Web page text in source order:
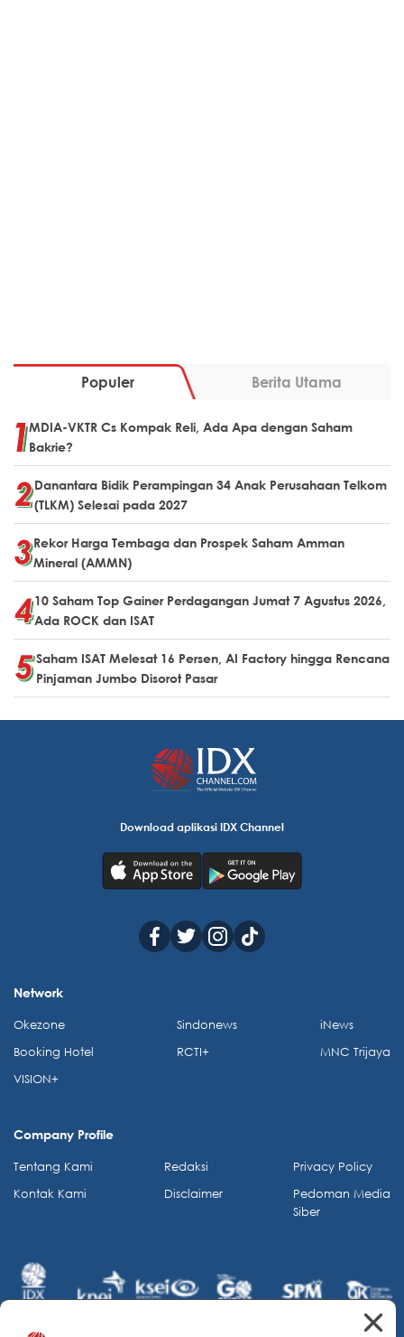
Populer Berita Utama
MDIA-VKTR Cs Kompak Reli, Ada Apa dengan Saham
Bakrie?
Danantara Bidik Perampingan 34 Anak Perusahaan Telkom
(TLKM) Selesai pada 2027
Rekor Harga Tembaga dan Prospek Saham Amman
Mineral (AMMN)
10 Saham Top Gainer Perdagangan Jumat 7 Agustus 2026,
Ada ROCK dan ISAT
Saham ISAT Melesat 16 Persen, AI Factory hingga Rencana
Pinjaman Jumbo Disorot Pasar
Download aplikasi IDX Channel
Network
Okezone
Booking Hotel
VISION+
Sindonews
RCTI+
iNews
MNC Trijaya
Company Profile
Tentang Kami
Kontak Kami
Redaksi
Disclaimer
Privacy Policy
Pedoman Media
Siber